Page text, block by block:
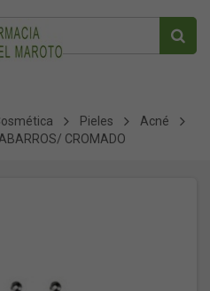
Pieles
Acné
CROMADO